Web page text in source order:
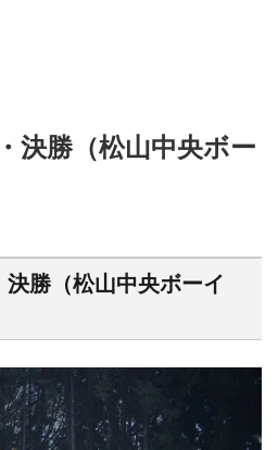
決勝（松山中央ボー
勝（松山中央ボーイ